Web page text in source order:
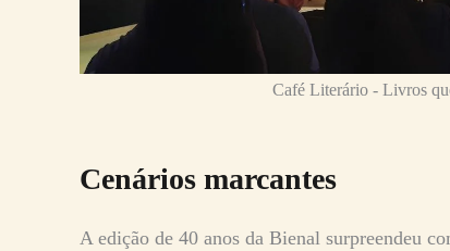
Café Literário - Livros
Cenários marcantes
A edição de 40 anos da Bienal surpreendeu